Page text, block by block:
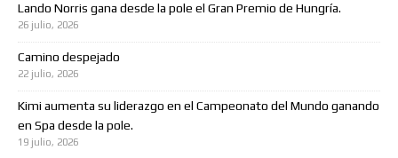
Lando Norris gana desde la pole el Gran Premio de Hungría.
26 julio, 2026
Camino despejado
22 julio, 2026
Kimi aumenta su liderazgo en el Campeonato del Mundo ganando
en Spa desde la pole.
19 julio, 2026